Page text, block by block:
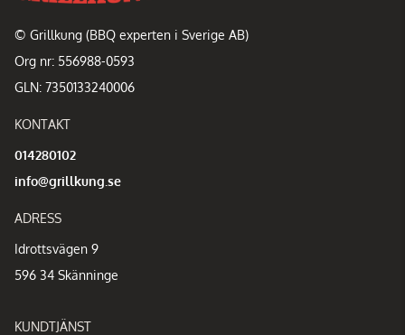
© Grillkung (BBQ experten i Sverige AB)
Org nr: 556988-0593
GLN: 7350133240006
KONTAKT
014280102
info@grillkung.se
ADRESS
Idrottsvägen 9
596 34 Skänninge
KUNDTJÄNST